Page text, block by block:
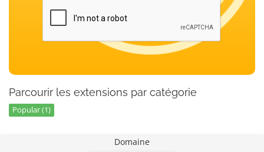
Parcourir les extensions par catégorie
Popular (1)
Domaine